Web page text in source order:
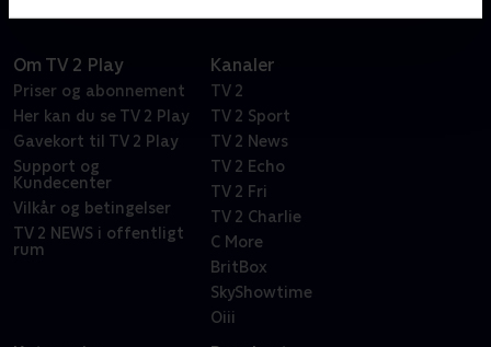
Om TV 2 Play
Priser og abonnement
Her kan du se TV 2 Play
Gavekort til TV 2 Play
Support og
Kundecenter
Vilkår og betingelser
TV 2 NEWS i offentligt
rum
Kanaler
TV 2
TV 2 Sport
TV 2 News
TV 2 Echo
TV 2 Fri
TV 2 Charlie
C More
BritBox
SkyShowtime
Oiii